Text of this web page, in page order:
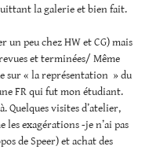
la galerie et bien fait.
un peu chez HW et CG) mais
et terminées/ Même
sur « la représentation » du
FR qui fut mon étudiant.
Quelques visites d’atelier,
exagérations -je n’ai pas
de Speer) et achat des